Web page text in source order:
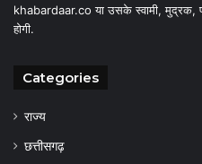
khabardaar.co या उसके स्वामी, मुद्रक,
होगी.
Categories
राज्य
छत्तीसगढ़